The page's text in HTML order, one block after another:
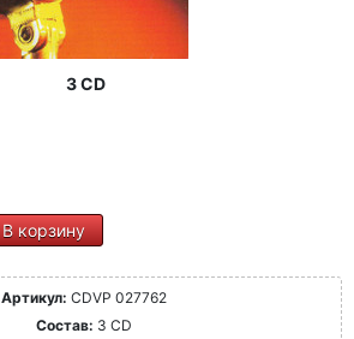
3 CD
В корзину
Артикул: CDVP 027762
Состав: 3 CD